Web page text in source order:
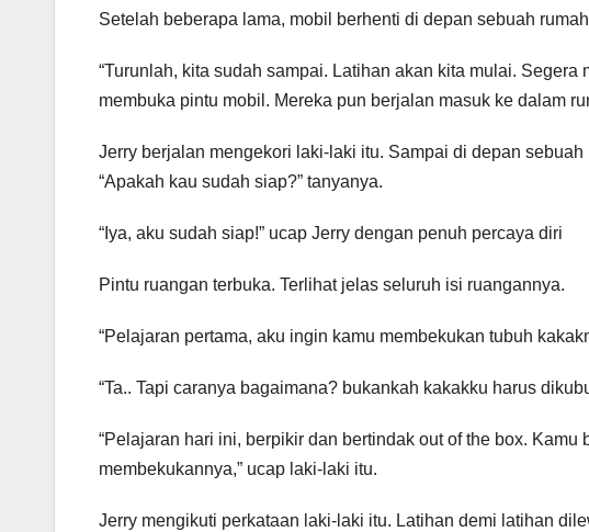
Setelah beberapa lama, mobil berhenti di depan sebuah
“Turunlah, kita sudah sampai. Latihan akan kita mulai. Segera
membuka pintu mobil. Mereka pun berjalan masuk ke dalam
Jerry berjalan mengekori laki-laki itu. Sampai di depan
“Apakah kau sudah siap?” tanyanya.
“Iya, aku sudah siap!” ucap Jerry dengan penuh percaya diri
Pintu ruangan terbuka. Terlihat jelas seluruh isi ruangannya.
“Pelajaran pertama, aku ingin kamu membekukan tubuh
“Ta.. Tapi caranya bagaimana? bukankah kakakku harus
“Pelajaran hari ini, berpikir dan bertindak out of the box.
membekukannya,” ucap laki-laki itu.
Jerry mengikuti perkataan laki-laki itu. Latihan demi latihan